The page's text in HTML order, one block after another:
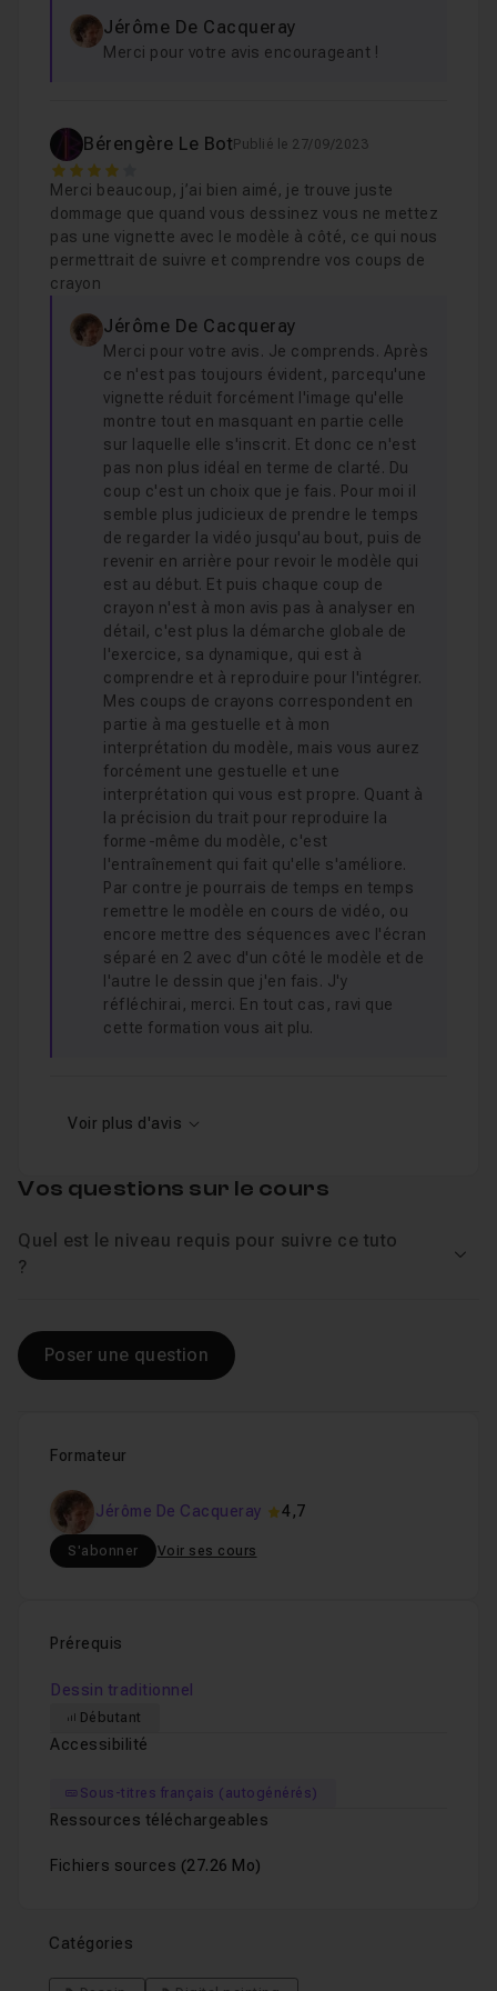
Voir
Leçon 16
Leçon 17 Croquis d'un personnage imaginaire
Leçon 18 Croquis d'une illustration
Leçon 19 Gribouillage de formes 05m21
Leçon 20 Volumes et dégradés 07m32
Leçon 21 Croquis d'une pomme imaginaire
Leçon 22 Gribouillage de visages masculins
Leçon 23 Gribouillage de visages féminins
Leçon 24 Croquis de visages humoristiques
Leçon 25 Croquis de personnages articulés
Leçon 26 Croquis de personnages articulés (suite)
Leçon 28 Croquis d'une créature humanoïde
Leçon 31 Croquis rapides d'objets d'après photo
Leçon 33 Croquis d'un corbeau d'après photo
Leçon 35
Jérôme De Cacqueray
Merci pour votre avis encourageant !
Bérengère Le Bot Publié le 27/09/2023
4
Merci beaucoup, j’ai bien aimé, je trouve juste
dommage que quand vous dessinez vous ne mettez
pas une vignette avec le modèle à côté, ce qui nous
permettrait de suivre et comprendre vos coups de
crayon
Jérôme De Cacqueray
Merci pour votre avis. Je comprends. Après
ce n'est pas toujours évident, parcequ'une
vignette réduit forcément l'image qu'elle
montre tout en masquant en partie celle
sur laquelle elle s'inscrit. Et donc ce n'est
pas non plus idéal en terme de clarté. Du
coup c'est un choix que je fais. Pour moi il
semble plus judicieux de prendre le temps
de regarder la vidéo jusqu'au bout, puis de
revenir en arrière pour revoir le modèle qui
est au début. Et puis chaque coup de
crayon n'est à mon avis pas à analyser en
détail, c'est plus la démarche globale de
l'exercice, sa dynamique, qui est à
comprendre et à reproduire pour l'intégrer.
Mes coups de crayons correspondent en
partie à ma gestuelle et à mon
interprétation du modèle, mais vous aurez
forcément une gestuelle et une
interprétation qui vous est propre. Quant à
la précision du trait pour reproduire la
forme-même du modèle, c'est
l'entraînement qui fait qu'elle s'améliore.
Par contre je pourrais de temps en temps
remettre le modèle en cours de vidéo, ou
encore mettre des séquences avec l'écran
séparé en 2 avec d'un côté le modèle et de
l'autre le dessin que j'en fais. J'y
réfléchirai, merci. En tout cas, ravi que
cette formation vous ait plu.
Voir plus d'avis
Formateur
Jérôme De Cacqueray 4,7
S'abonner Voir ses cours
Prérequis
Dessin traditionnel
Débutant
Accessibilité
Sous-titres français (autogénérés)
Ressources téléchargeables
Fichiers sources (27.26 Mo)
Catégories
Vos questions sur le cours
Quel est le niveau requis pour suivre ce tuto
?
Poser une question